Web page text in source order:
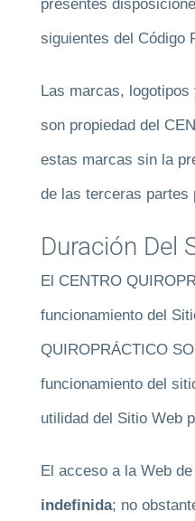
presentes
siguientes del Código
Las marcas,
son propiedad del
estas marcas sin la
de las terceras partes
Duración Del
El CENTRO
funcionamiento del
QUIROPRÁCTICO
funcionamiento del
utilidad del Sitio Web
El acceso a la Web
indefinida; no